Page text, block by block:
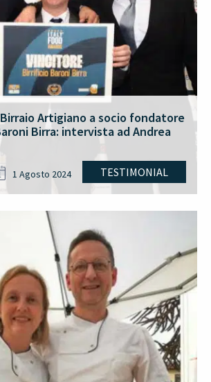
Artigiano a socio fondatore
Birra: intervista ad Andrea
TESTIMONIAL
1 Agosto 2024